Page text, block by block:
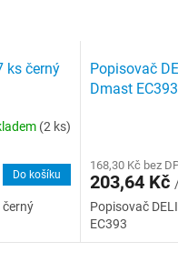
ks černý
(2 ks)
Do košíku
černý
Popisovač
Dmast EC393
168,30 Kč bez
203,64 Kč
Popisovač
EC393